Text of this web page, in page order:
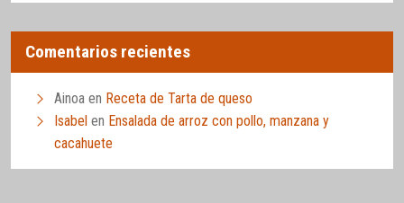
Comentarios recientes
Ainoa en Receta de Tarta de queso
Isabel en Ensalada de arroz con pollo, manzana y
cacahuete